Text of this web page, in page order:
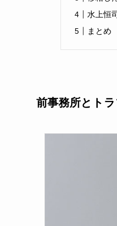
水上恒
まとめ
前事務所とト